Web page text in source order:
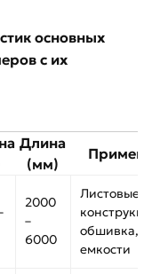
основных
с их
Длина
(мм)
2000
–
6000
Листовые
обшивка,
емкости